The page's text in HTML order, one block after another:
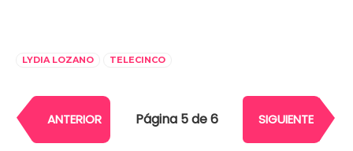
LYDIA LOZANO TELECINCO
ANTERIOR Página 5 de 6 SIGUIENTE